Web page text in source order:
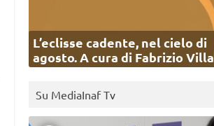
L’eclisse cadente, nel cielo di
agosto. A cura di Fabrizio Villa
Su MediaInaf Tv